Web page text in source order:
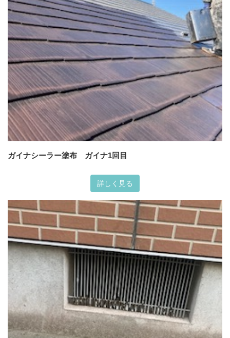
ガイナシーラー塗布 ガイナ1回目
詳しく見る